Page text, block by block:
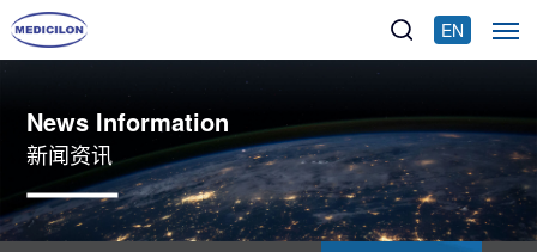
EN
News Information
新闻资讯